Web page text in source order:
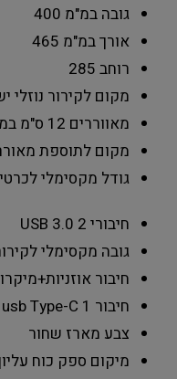
גובה במ"מ 400
אורך במ"מ 465
רוחב 285
מקום לקירור נוזלי
מאווררים 12 ס"מ במארז
מקום לתוספת מאוררים
גודל מקסימלי
חיבורי USB 3.0 2
גובה מקסימלי
חיבור
חיבור USB 3.1/2 – usb Type-C 1
צבע מארז שחור
מיקום ספק כוח